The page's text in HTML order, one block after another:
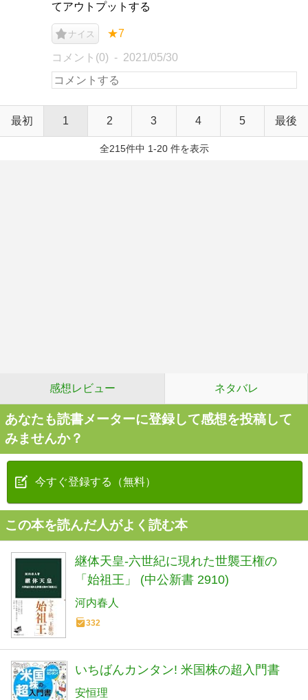
てアウトプットする
ナイス ★7
コメント(0) 2021/05/30
最初 1 2 3 4 5 最後
全215件中 1-20 件を表示
感想レビュー ネタバレ
あなたも読書メーターに登録して感想を投稿して
みませんか？
今すぐ登録する（無料）
この本を読んだ人がよく読む本
継体天皇-六世紀に現れた世襲王権の
「始祖王」 (中公新書 2910)
河内春人
332
いちばんカンタン! 米国株の超入門書
安恒理